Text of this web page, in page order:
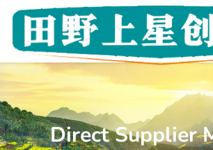
首页
关于我们Direct Supplier